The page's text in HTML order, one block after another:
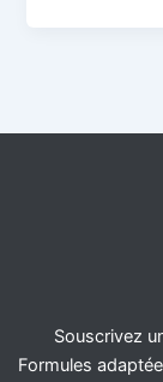
Souscrivez
Formules